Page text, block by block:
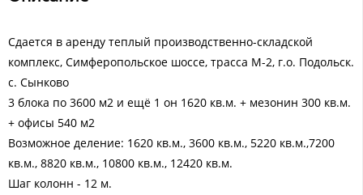
Сдается в аренду теплый производственно-складской
комплекс, Симферопольское шоссе, трасса М-2, г.о. Подольск.
с. Сынково
3 блока по 3600 м2 и ещё 1 он 1620 кв.м. + мезонин 300 кв.м.
+ офисы 540 м2
Возможное деление: 1620 кв.м., 3600 кв.м., 5220 кв.м.,7200
кв.м., 8820 кв.м., 10800 кв.м., 12420 кв.м.
Шаг колонн - 12 м.